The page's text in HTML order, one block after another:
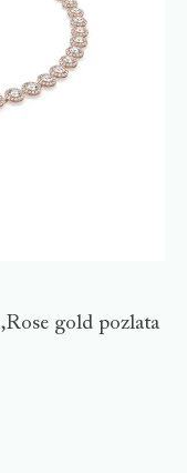
gold pozlata